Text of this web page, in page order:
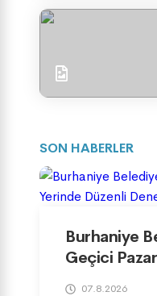
SON HABERLER
Burhaniye
Geçici
Denetim
07.8.2026